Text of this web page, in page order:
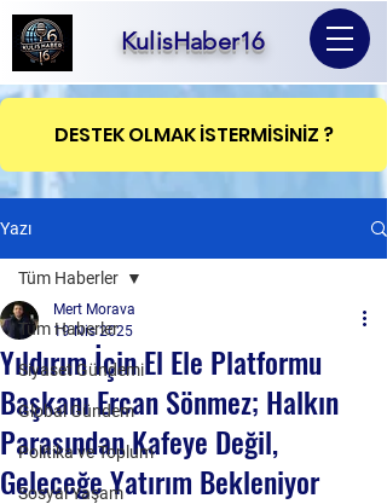
KulisHaber16
DESTEK OLMAK İSTERMİSİNİZ ?
Yazı
Tüm Haberler
Siyaset Gündemi
Global Gündem
Politika ve Toplum
Sosyal Yaşam
Tüm Haberler
Yıldırım İçin El Ele Platformu
Başkanı Ercan Sönmez; Halkın
Parasından Kafeye Değil,
Geleceğe Yatırım Bekleniyor
Mert Morava
19 Nis 2025